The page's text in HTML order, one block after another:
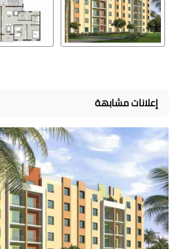
إعلانات مشابهة